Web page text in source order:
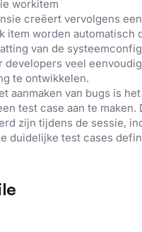
creëert vervolgens
item worden automatisch
van de
developers veel
te ontwikkelen.
aanmaken van bugs is
test case aan te
zijn tijdens de sessie,
duidelijke test cases
om inhoud en
ook informatie over uw
deze kunnen combineren
door uw gebruik
Prestatie